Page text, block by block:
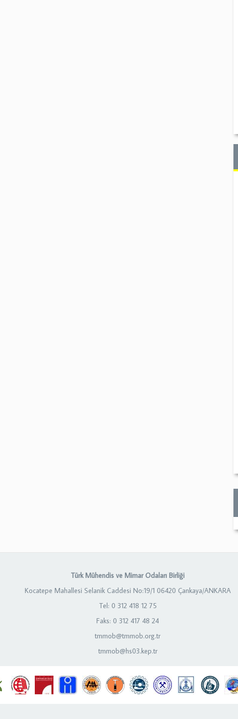
Türk Mühendis ve Mimar Odaları Birliği
Kocatepe Mahallesi Selanik Caddesi No:19/1 06420 Çankaya/ANKARA
Tel: 0 312 418 12 75
Faks: 0 312 417 48 24
tmmob@tmmob.org.tr
tmmob@hs03.kep.tr